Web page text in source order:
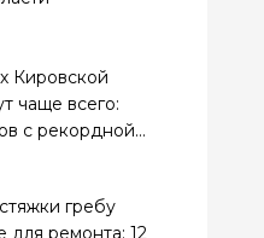
Кировской
чаще всего:
с рекордной
гребу
для ремонта: 12